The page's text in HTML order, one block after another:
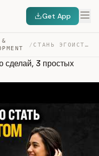
Get App
&
/ СТАНЬ ЭГОИСТОМ, НО ПРАВИЛЬНО ЭТО СДЕЛАЙ, 3 ПРОСТЫХ ПРАВ… — TRANSCRIPT
сделай, 3 простых